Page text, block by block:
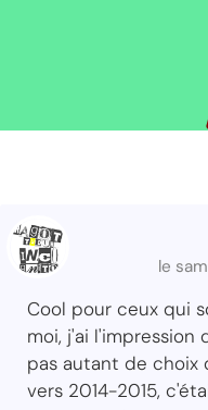
le
Cool pour ceux qui
moi, j'ai l'impression
pas autant de choix
vers 2014-2015,